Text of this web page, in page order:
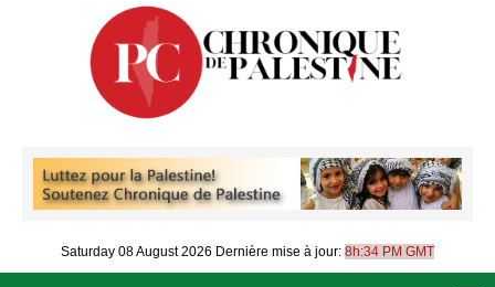
Saturday 08 August 2026 Dernière mise à jour: 8h:34 PM GMT